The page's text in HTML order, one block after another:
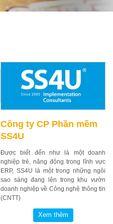
Công ty CP Phần mềm
SS4U
Được biết đến như là một doanh
nghiệp trẻ, năng động trong lĩnh vực
ERP, SS4U là một trong những ngôi
sao sáng đang lên trong khu vườn
doanh nghiệp về Công nghệ thông tin
(CNTT)